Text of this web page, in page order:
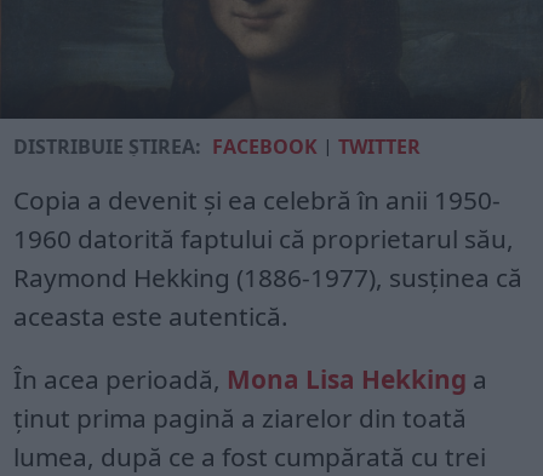
DISTRIBUIE ȘTIREA: FACEBOOK |TWITTER
Copia a devenit și ea celebră în anii 1950-
1960 datorită faptului că proprietarul său,
Raymond Hekking (1886-1977), susținea că
aceasta este autentică.
În acea perioadă, Mona Lisa Hekking a
ținut prima pagină a ziarelor din toată
lumea, după ce a fost cumpărată cu trei